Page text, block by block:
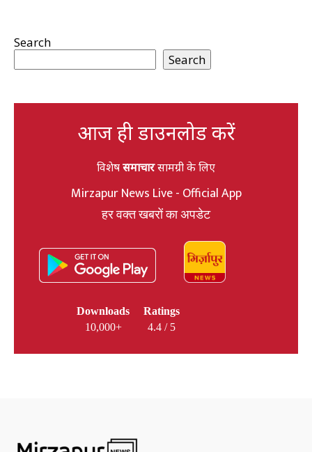
Search
Search
आज ही डाउनलोड करें
विशेषसमाचारसामग्री के लिए
Mirzapur News Live - Official App
हर वक्त खबरों का अपडेट
Downloads
10,000+
Ratings
4.4 / 5